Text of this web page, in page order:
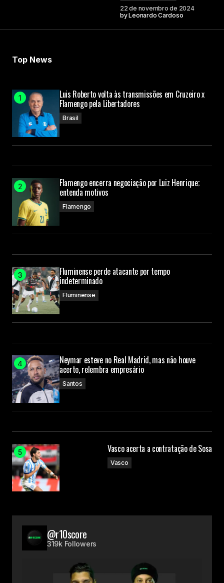
Submit Comment
22 de novembro de 2024
byLeonardo Cardoso
Top News
Luis Roberto volta às transmissões em Cruzeiro x
Flamengo pela Libertadores
Brasil
Flamengo encerra negociação por Luiz Henrique;
entenda motivos
Flamengo
Fluminense perde atacante por tempo
indeterminado
Fluminense
Neymar esteve no Real Madrid, mas não houve
acerto, relembra empresário
Santos
Vasco acerta a contratação de Sosa
Vasco
@r10score
319k Followers